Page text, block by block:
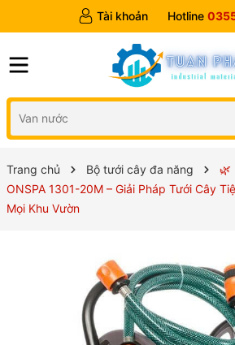
Tài khoản Hotline
Trang chủ Bộ tưới cây đa năng
🌿
ONSPA 1301-20M – Giải Pháp Tưới Cây
Mọi Khu Vườn